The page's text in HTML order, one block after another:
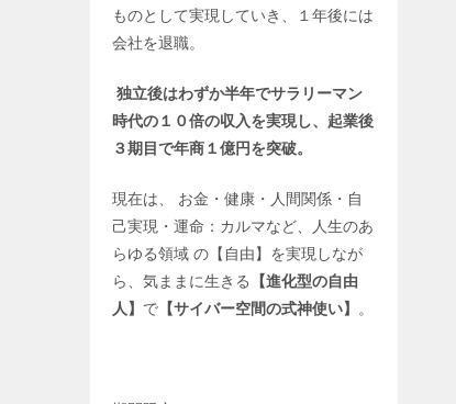
ものとして実現していき、１年後には
会社を退職。
独立後はわずか半年でサラリーマン
時代の１０倍の収入を実現し、起業後
３期目で年商１億円を突破。
現在は、 お金・健康・人間関係・自
己実現・運命：カルマなど、人生のあ
らゆる領域 の【自由】を実現しなが
ら、気ままに生きる
【進化型の自由
人】 で 【サイバー空間の式神使い】 。